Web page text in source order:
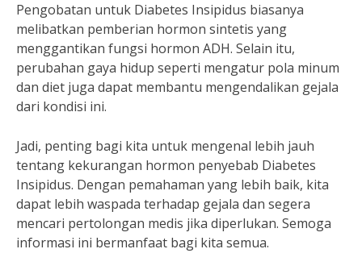
Pengobatan untuk Diabetes Insipidus biasanya
melibatkan pemberian hormon sintetis yang
menggantikan fungsi hormon ADH. Selain itu,
perubahan gaya hidup seperti mengatur pola minum
dan diet juga dapat membantu mengendalikan gejala
dari kondisi ini.
Jadi, penting bagi kita untuk mengenal lebih jauh
tentang kekurangan hormon penyebab Diabetes
Insipidus. Dengan pemahaman yang lebih baik, kita
dapat lebih waspada terhadap gejala dan segera
mencari pertolongan medis jika diperlukan. Semoga
informasi ini bermanfaat bagi kita semua.